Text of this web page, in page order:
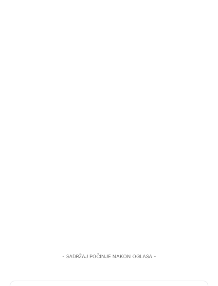
- SADRŽAJ POČINJE NAKON OGLASA -